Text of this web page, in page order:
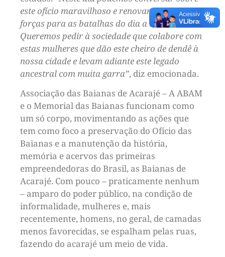
este ofício maravilhoso e renovar nossas
forças para as batalhas do dia a dia.
Queremos pedir à sociedade que colabore com
estas mulheres que dão este cheiro de dendê à
nossa cidade e levam adiante este legado
ancestral com muita garra”, diz emocionada.
Associação das Baianas de Acarajé – A ABAM
e o Memorial das Baianas funcionam como
um só corpo, movimentando as ações que
tem como foco a preservação do Ofício das
Baianas e a manutenção da história,
memória e acervos das primeiras
empreendedoras do Brasil, as Baianas de
Acarajé. Com pouco – praticamente nenhum
– amparo do poder público, na condição de
informalidade, mulheres e, mais
recentemente, homens, no geral, de camadas
menos favorecidas, se espalham pelas ruas,
fazendo do acarajé um meio de vida.